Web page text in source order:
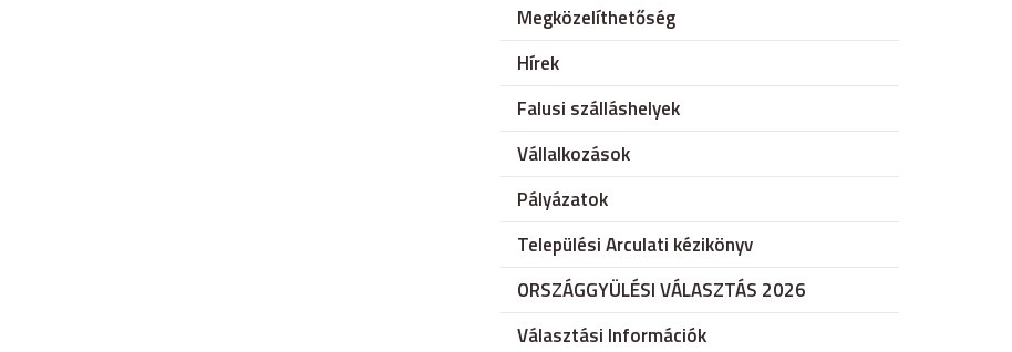
Megközelíthetőség
Hírek
Falusi szálláshelyek
Vállalkozások
Pályázatok
Települési Arculati kézikönyv
ORSZÁGGYÜLÉSI VÁLASZTÁS 2026
Választási Információk